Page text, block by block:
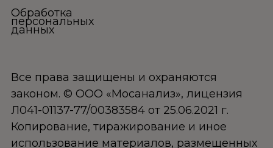
Обработка
персональных
данных
Все права защищены и охраняются
законом. © ООО «Мосанализ», лицензия
Л041-01137-77/00383584 от 25.06.2021 г.
Копирование, тиражирование и иное
использование материалов, размещенных